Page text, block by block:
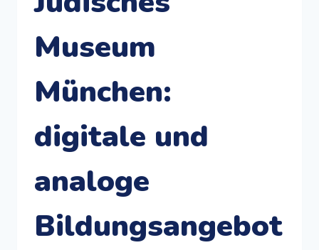
Museum
München:
digitale und
analoge
Bildungsangebot